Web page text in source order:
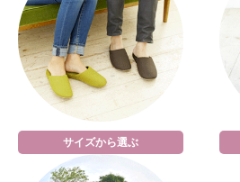
サイズから選ぶ